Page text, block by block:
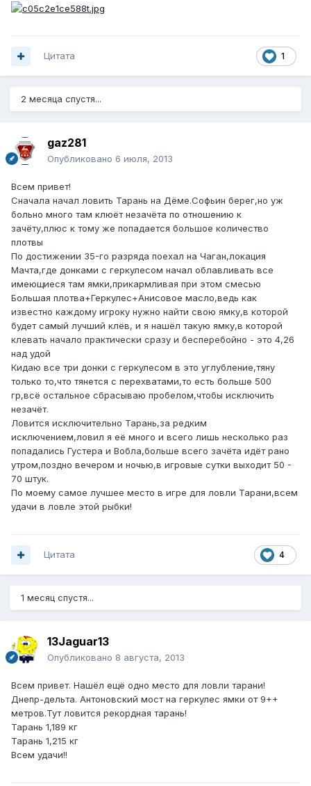
1
Цитата
2 месяца спустя...
gaz281
Опубликовано 6 июля, 2013
Всем привет!
Сначала начал ловить Тарань на Дёме.Софьин берег,но уж
больно много там клюёт незачёта по отношению к
зачёту,плюс к тому же попадается большое количество
плотвы
По достижении 35-го разряда поехал на Чаган,локация
Мачта,где донками с геркулесом начал облавливать все
имеющиеся там ямки,прикармливая при этом смесью
Большая плотва+Геркулес+Анисовое масло,ведь как
известно каждому игроку нужно найти свою ямку,в которой
будет самый лучший клёв, и я нашёл такую ямку,в которой
клевать начало практически сразу и бесперебойно - это 4,26
над удой
Кидаю все три донки с геркулесом в это углубление,тяну
только то,что тянется с перехватами,то есть больше 500
гр,всё остальное сбрасываю пробелом,чтобы исключить
незачёт.
Ловится исключительно Тарань,за редким
исключением,ловил я её много и всего лишь несколько раз
попадались Густера и Вобла,больше всего зачёта идёт рано
утром,поздно вечером и ночью,в игровые сутки выходит 50 -
70 штук.
По моему самое лучшее место в игре для ловли Тарани,всем
удачи в ловле этой рыбки!
4
Цитата
1 месяц спустя...
13Jaguar13
Опубликовано 8 августа, 2013
Всем привет. Нашёл ещё одно место для ловли тарани!
Днепр-дельта. Антоновский мост на геркулес ямки от 9++
метров.Тут ловится рекордная тарань!
Тарань 1,189 кг
Тарань 1,215 кг
Всем удачи!!